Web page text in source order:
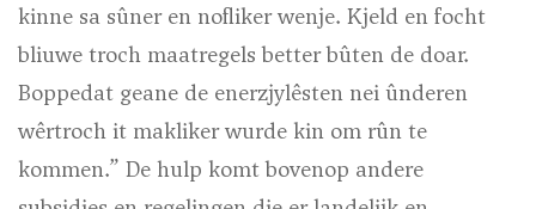
kinne sa sûner en nofliker wenje. Kjeld en focht
bliuwe troch maatregels better bûten de doar.
Boppedat geane de enerzjylêsten nei ûnderen
wêrtroch it makliker wurde kin om rûn te
kommen.” De hulp komt bovenop andere